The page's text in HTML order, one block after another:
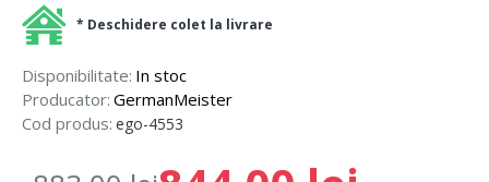
Disponibilitate: In stoc
Producator: GermanMeister
Cod produs: ego-4553
* Deschidere colet la livrare